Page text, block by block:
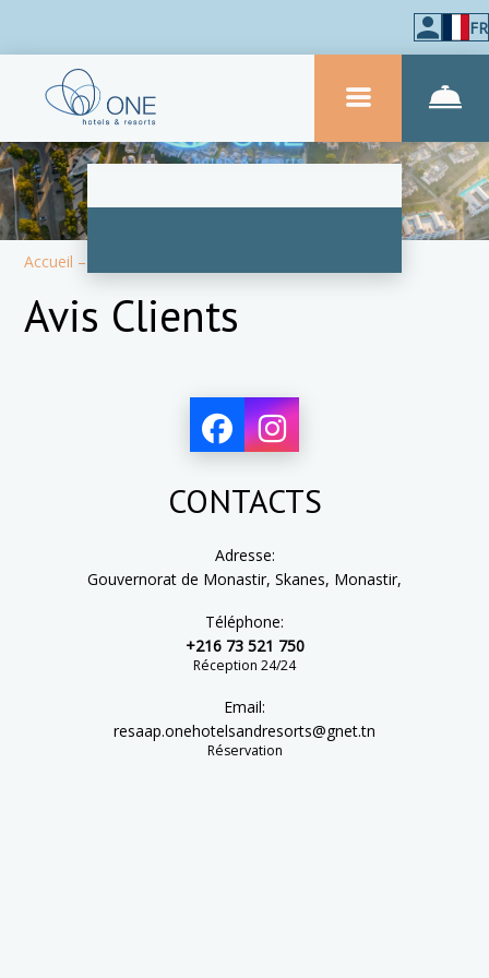
FR
Accueil –
Avis Clients
CONTACTS
Adresse:
Gouvernorat de Monastir, Skanes, Monastir,
Téléphone:
+216 73 521 750
Réception 24/24
Email:
resaap.onehotelsandresorts@gnet.tn
Réservation